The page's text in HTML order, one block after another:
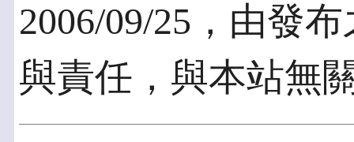
2006/09/25，由發
與責任，與本站無